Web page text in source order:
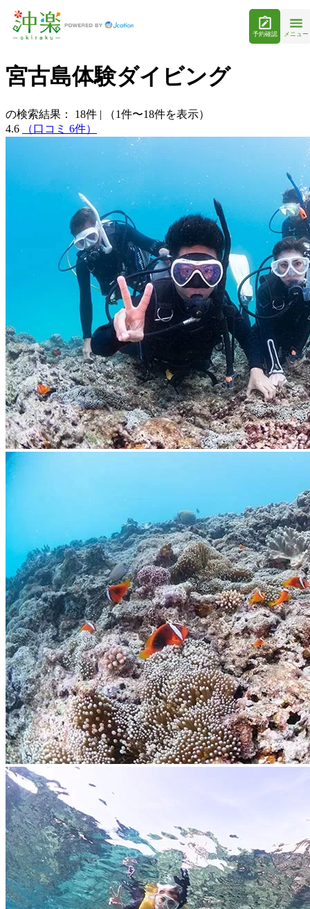
予約確認 メニュー
宮古島体験ダイビング
の検索結果： 18件 |
（1件〜18件を表示）
4.6
（口コミ 6件）